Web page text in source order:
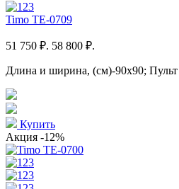
Timo TE-0709
51 750 ₽. 58 800 ₽.
Длина и ширина, (см)-90x90;
Купить
Акция -12%